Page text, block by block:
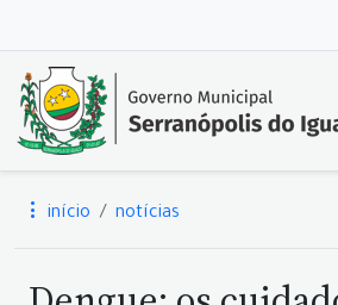
início notícias